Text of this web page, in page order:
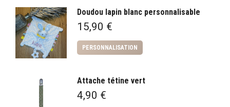
Doudou lapin blanc personnalisable
15,90 €
PERSONNALISATION
Attache tétine vert
4,90 €